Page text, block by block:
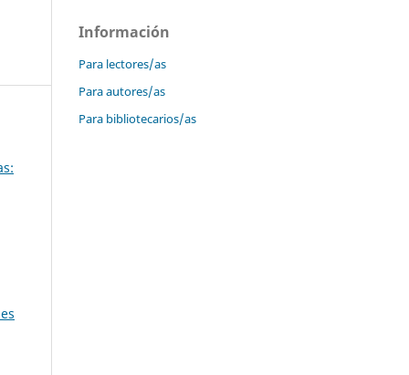
Información
Para lectores/as
Para autores/as
Para bibliotecarios/as